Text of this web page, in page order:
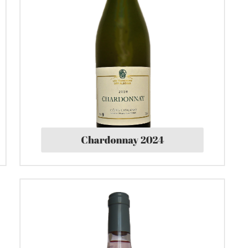
Chardonnay 2024